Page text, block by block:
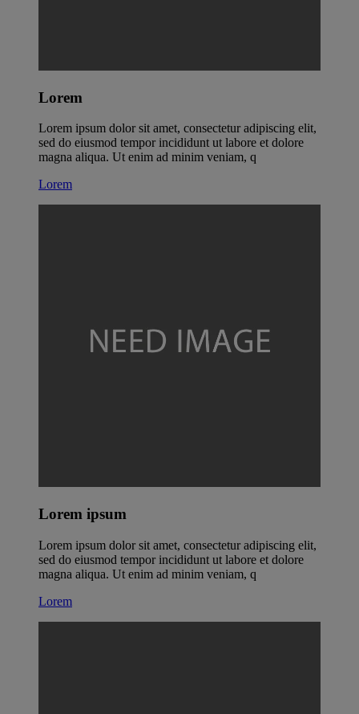
Lorem
Lorem ipsum dolor sit amet, consectetur adipiscing elit,
sed do eiusmod tempor incididunt ut labore et dolore
magna aliqua. Ut enim ad minim veniam, q
Lorem
Lorem ipsum
Lorem ipsum dolor sit amet, consectetur adipiscing elit,
sed do eiusmod tempor incididunt ut labore et dolore
magna aliqua. Ut enim ad minim veniam, q
Lorem